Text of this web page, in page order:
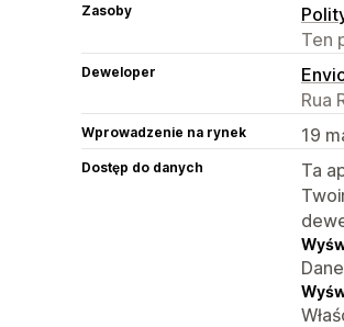
Zasoby
Ten
Deweloper
Rua
Wprowadzenie na rynek 19
Dostęp do danych
Ta